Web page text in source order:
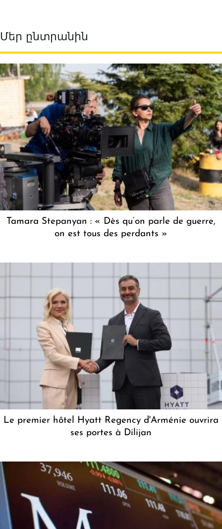
Մեր ընտրանին
Tamara Stepanyan : « Dès qu’on parle de guerre,
on est tous des perdants »
Le premier hôtel Hyatt Regency d'Arménie ouvrira
ses portes à Dilijan